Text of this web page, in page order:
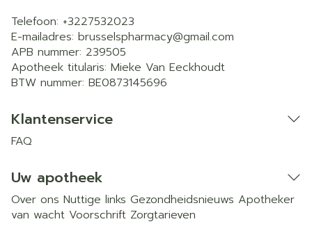
Telefoon: +3227532023
E-mailadres: brusselspharmacy@gmail.com
APB nummer: 239505
Apotheek titularis: Mieke Van Eeckhoudt
BTW nummer: BE0873145696
Klantenservice
FAQ
Uw apotheek
Over ons Nuttige links Gezondheidsnieuws Apotheker
van wacht Voorschrift Zorgtarieven